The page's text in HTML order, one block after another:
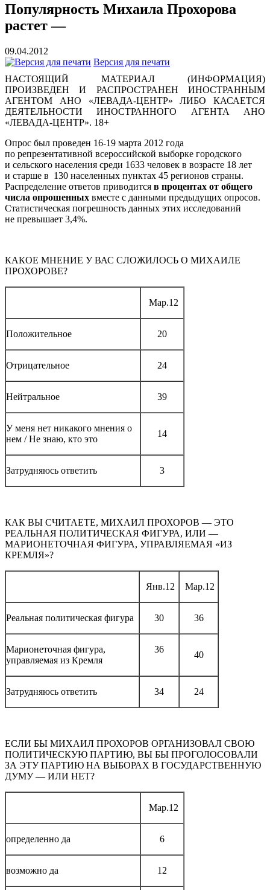
Популярность Михаила Прохорова
растет —
09.04.2012
Версия для печати
НАСТОЯЩИЙ МАТЕРИАЛ (ИНФОРМАЦИЯ)
ПРОИЗВЕДЕН И РАСПРОСТРАНЕН ИНОСТРАННЫМ
АГЕНТОМ АНО «ЛЕВАДА-ЦЕНТР» ЛИБО КАСАЕТСЯ
ДЕЯТЕЛЬНОСТИ ИНОСТРАННОГО АГЕНТА АНО
«ЛЕВАДА-ЦЕНТР». 18+
Опрос был проведен 16-19 марта 2012 года
по репрезентативной всероссийской выборке городского
и сельского населения среди 1633 человек в возрасте 18 лет
и старше в 130 населенных пунктах 45 регионов страны.
Распределение ответов приводится в процентах от общего
числа опрошенных вместе с данными предыдущих опросов.
Статистическая погрешность данных этих исследований
не превышает 3,4%.
КАКОЕ МНЕНИЕ У ВАС СЛОЖИЛОСЬ О МИХАИЛЕ
ПРОХОРОВЕ?
Мар.12
Положительное 20
Отрицательное 24
Нейтральное 39
У меня нет никакого мнения о
нем / Не знаю, кто это
14
Затрудняюсь ответить 3
КАК ВЫ СЧИТАЕТЕ, МИХАИЛ ПРОХОРОВ — ЭТО
РЕАЛЬНАЯ ПОЛИТИЧЕСКАЯ ФИГУРА, ИЛИ —
МАРИОНЕТОЧНАЯ ФИГУРА, УПРАВЛЯЕМАЯ «ИЗ
КРЕМЛЯ»?
Янв.12 Мар.12
Реальная политическая фигура 30 36
Марионеточная фигура,
управляемая из Кремля
36
40
Затрудняюсь ответить 34 24
ЕСЛИ БЫ МИХАИЛ ПРОХОРОВ ОРГАНИЗОВАЛ СВОЮ
ПОЛИТИЧЕСКУЮ ПАРТИЮ, ВЫ БЫ ПРОГОЛОСОВАЛИ
ЗА ЭТУ ПАРТИЮ НА ВЫБОРАХ В ГОСУДАРСТВЕННУЮ
ДУМУ — ИЛИ НЕТ?
Мар.12
определенно да 6
возможно да 12